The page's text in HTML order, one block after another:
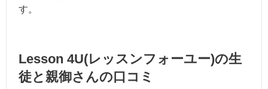
す。
Lesson 4U(レッスンフォーユー)の生
徒と親御さんの口コミ